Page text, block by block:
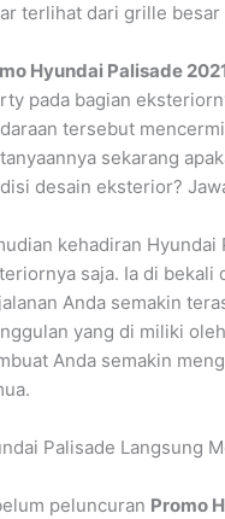
terlihat dari grille
Hyundai Palisade
pada bagian
tersebut
sekarang
desain eksterior?
kehadiran
saja. Ia di bekali
Anda semakin
yang di miliki
Anda semakin
Palisade Langsung
peluncuran Promo